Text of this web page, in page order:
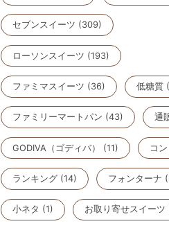
セブンスイーツ (309)
ローソンスイーツ (193)
ファミマスイーツ (36) 低糖質
ファミリーマートパン (43) 通
GODIVA（ゴディバ） (11) コ
ランキング (14) フォンターナ
小ネタ (1) お取り寄せスイーツ